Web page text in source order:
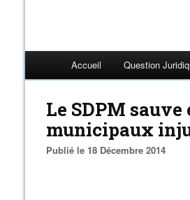
Accueil Question
Le SDPM
municipaux
Publié le 18 Décembre 2014